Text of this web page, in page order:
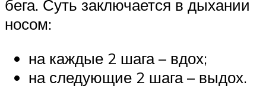
бега. Суть заключается в дыхании
носом:
на каждые 2 шага – вдох;
на следующие 2 шага – выдох.